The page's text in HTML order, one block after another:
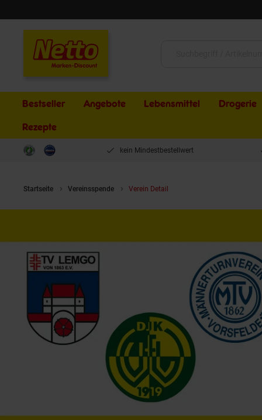
Bestseller Angebote Lebensmittel Drogerie
Rezepte
kein Mindestbestellwert
Startseite Vereinsspende Verein Detail